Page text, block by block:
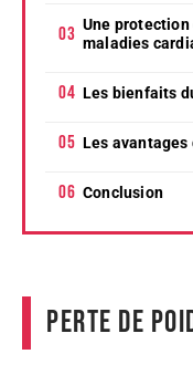
Une
maladies
Les bienfaits
Les avantages
Conclusion
Perte de